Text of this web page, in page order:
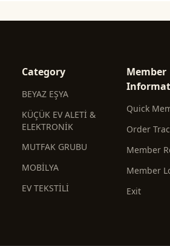
Category
BEYAZ EŞYA
KÜÇÜK EV ALETİ &
ELEKTRONİK
MUTFAK GRUBU
MOBİLYA
EV TEKSTİLİ
Member
Quick
Order
Member
Member
Exit